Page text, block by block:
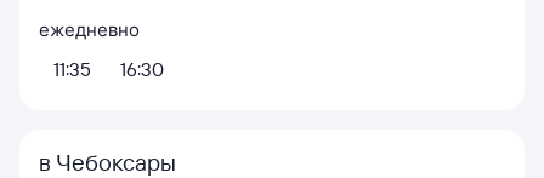
ежедневно
11:35
16:30
в Чебоксары